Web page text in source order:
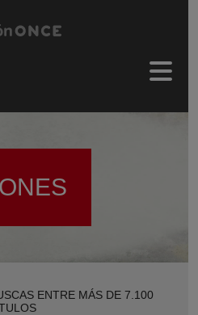
ENTRE MÁS DE 7.100